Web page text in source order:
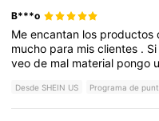
B***o
Meencantan los productos
mucho para misclientes .
veode mal material pongo
Desde SHEIN US Programa de